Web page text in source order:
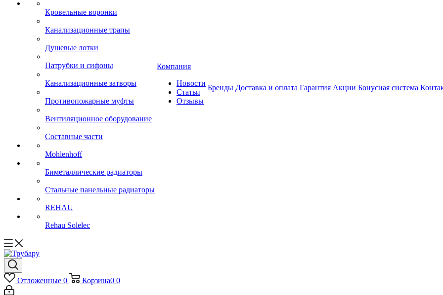
Кровельные воронки
Канализационные трапы
Душевые лотки
Патрубки и сифоны
Канализационные затворы
Противопожарные муфты
Вентиляционное оборудование
Составные части
Mohlenhoff
Биметаллические радиаторы
Стальные панельные радиаторы
REHAU
Rehau Solelec
Компания
Новости
Статьи
Отзывы
Бренды Доставка и оплата Гарантия Акции Бонусная система
Отложенные 0 Корзина0 0